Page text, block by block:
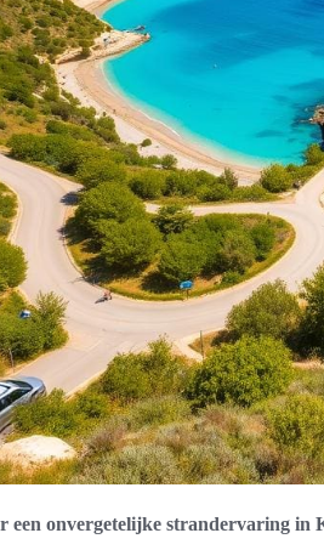
een onvergetelijke strandervaring in